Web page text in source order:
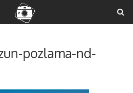
pozlama-nd-